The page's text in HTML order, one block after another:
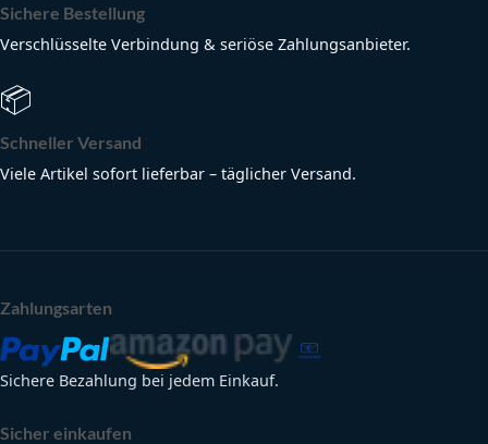
Sichere Bestellung
Verschlüsselte Verbindung & seriöse Zahlungsanbieter.
📦
Schneller Versand
Viele Artikel sofort lieferbar – täglicher Versand.
Zahlungsarten
Sichere Bezahlung bei jedem Einkauf.
Sicher einkaufen